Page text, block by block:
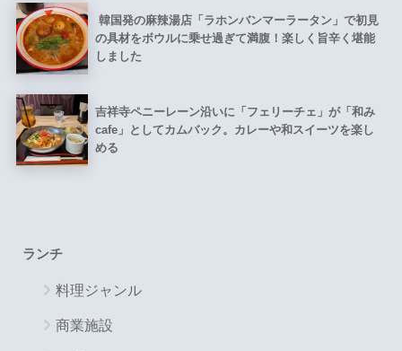
韓国発の麻辣湯店「ラホンバンマーラータン」で初見
の具材をボウルに乗せ過ぎて満腹！楽しく旨辛く堪能
しました
吉祥寺ペニーレーン沿いに「フェリーチェ」が「和み
cafe」としてカムバック。カレーや和スイーツを楽し
める
ランチ
料理ジャンル
商業施設